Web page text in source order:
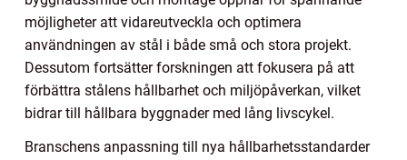
möjligheter att vidareutveckla och optimera
användningen av stål i både små och stora projekt.
Dessutom fortsätter forskningen att fokusera på att
förbättra stålens hållbarhet och miljöpåverkan, vilket
bidrar till hållbara byggnader med lång livscykel.
Branschens anpassning till nya hållbarhetsstandarder